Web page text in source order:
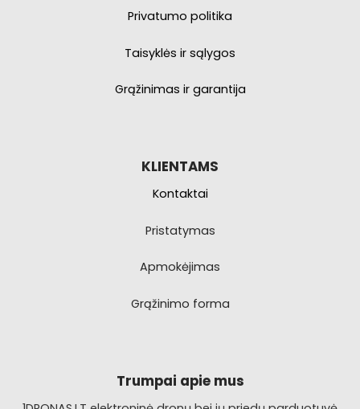
Privatumo politika
Taisyklės ir sąlygos
Grąžinimas ir garantija
KLIENTAMS
Kontaktai
Pristatymas
Apmokėjimas
Grąžinimo forma
Trumpai apie mus